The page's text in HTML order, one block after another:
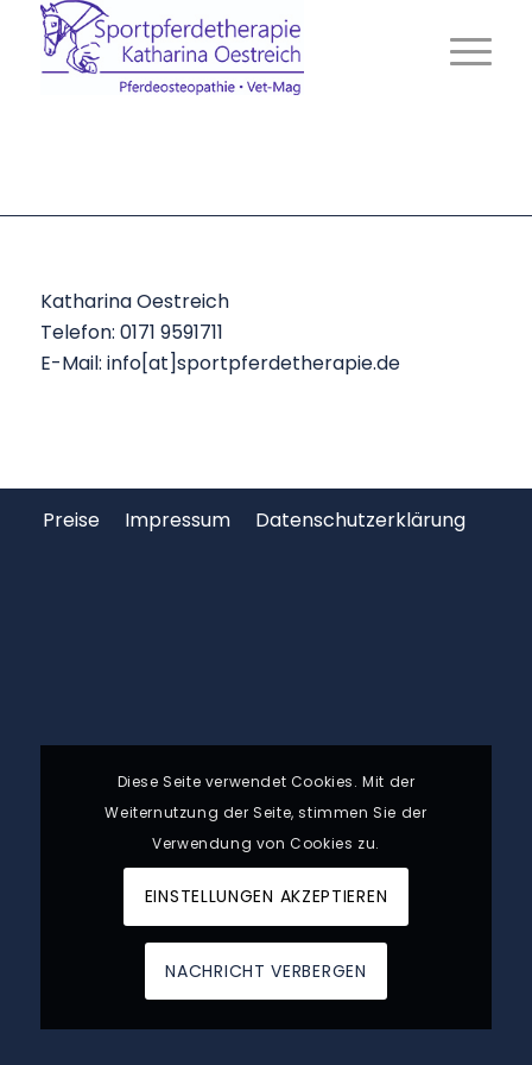
Katharina Oestreich
Telefon: 0171 9591711
E-Mail: info[at]sportpferdetherapie.de
Preise Impressum Datenschutzerklärung
Diese Seite verwendet Cookies. Mit der
Weiternutzung der Seite, stimmen Sie der
Verwendung von Cookies zu.
EINSTELLUNGEN AKZEPTIEREN
NACHRICHT VERBERGEN